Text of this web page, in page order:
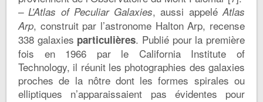
– L’Atlas of Peculiar Galaxies, aussi appeléAtlas
Arp, construit par l’astronome Halton Arp, recense
338 galaxies particulières. Publié pour la première
fois en 1966 par le California Institute of
Technology, il réunit les photographies des galaxies
proches de la nôtre dont les formes spirales ou
elliptiques n’apparaissaient pas évidentes pour